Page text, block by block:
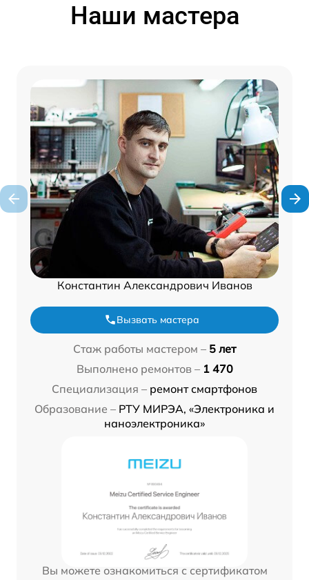
Наши мастера
Константин Александрович Иванов
Вызвать мастера
Стаж работы мастером – 5 лет
Выполнено ремонтов – 1 470
Специализация – ремонт смартфонов
Образование – РТУ МИРЭА, «Электроника и
наноэлектроника»
Вы можете ознакомиться с сертификатом